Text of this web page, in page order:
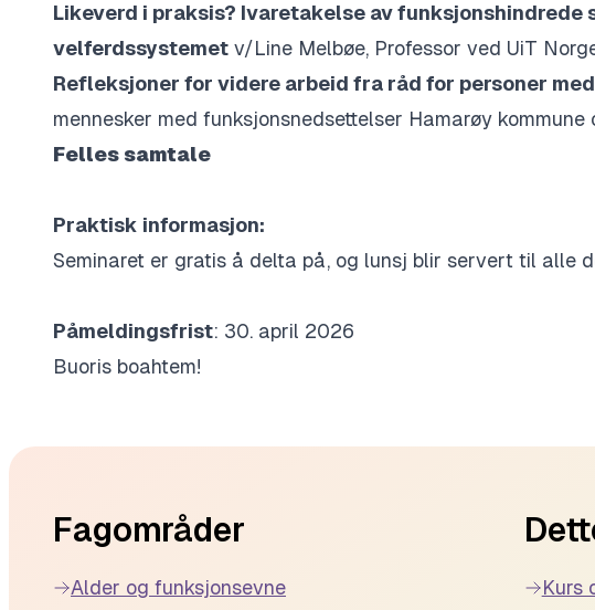
Likeverd i praksis? Ivaretakelse av
velferdssystemet v/Line Melbøe, Professor ved UiT
Refleksjoner for videre arbeid fra råd for personer
mennesker med funksjonsnedsettelser Hamarøy kommune
Felles samtale
Praktisk informasjon:
Seminaret er gratis å delta på, og lunsj blir servert til alle
Påmeldingsfrist: 30. april 2026
Buoris boahtem!
Footer
Fagområder
Alder og funksjonsevne Kurs